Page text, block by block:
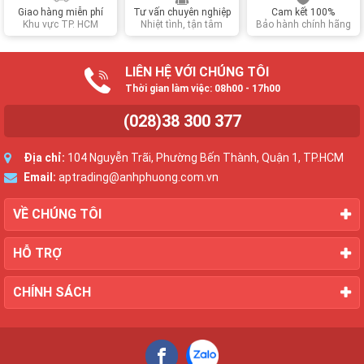
Giao hàng miễn phí
Khu vực TP. HCM
Tư vấn chuyên nghiệp
Nhiệt tình, tận tâm
Cam kết 100%
Bảo hành chính hãng
LIÊN HỆ VỚI CHÚNG TÔI
Thời gian làm việc: 08h00 - 17h00
(028)38 300 377
Địa chỉ: 104 Nguyễn Trãi, Phường Bến Thành, Quận 1, TP.HCM
Email: aptrading@anhphuong.com.vn
VỀ CHÚNG TÔI
HỖ TRỢ
CHÍNH SÁCH